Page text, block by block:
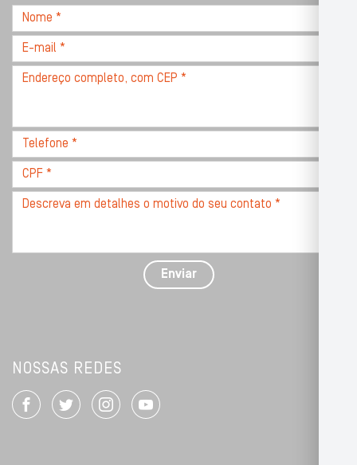
Nome
*
E-
mail
Endereço
CEP
Telefone
*
CPF
*
Descreva
com
Enviar
NOSSAS REDES